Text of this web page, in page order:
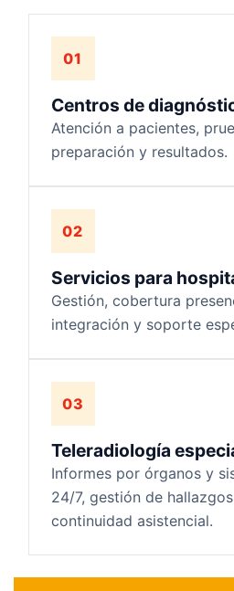
01
Centros de
Atención a pacientes,
preparación y resultados.
02
Servicios para
Gestión, cobertura
integración y soporte
03
Teleradiología
Informes por órganos y
24/7, gestión de
continuidad asistencial.